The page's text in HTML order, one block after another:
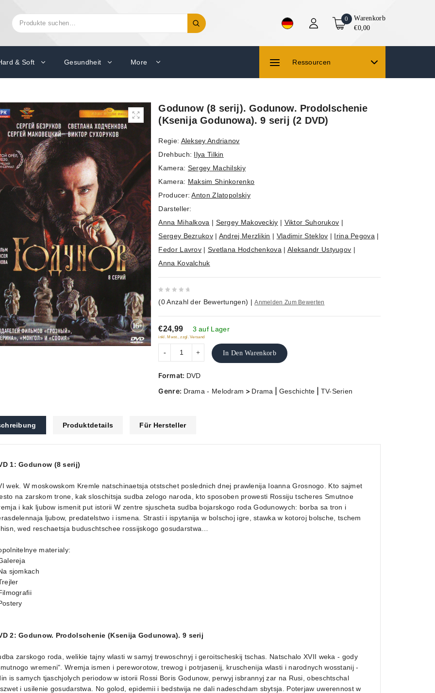
Suchen
nach:
0
Warenkorb
€0,00
& Soft Gesundheit More Ressourcen
Godunow (8 serij). Godunow. Prodolschenie
(Ksenija Godunowa). 9 serij (2 DVD)
Regie: Aleksey Andrianov
Drehbuch: Ilya Tilkin
Kamera: Sergey Machilskiy
Kamera: Maksim Shinkorenko
Producer:Anton Zlatopolskiy
Darsteller:
Anna Mihalkova | Sergey Makoveckiy | Viktor Suhorukov |
Sergey Bezrukov| Andrej Merzlikin | Vladimir Steklov | Irina Pegova |
Fedor Lavrov | Svetlana Hodchenkova | Aleksandr Ustyugov |
Anna Kovalchuk
out
of
5
(0Anzahl der Bewertungen) | Anmelden Zum Bewerten
€24,99 3 auf Lager
inkl. Mwst., zzgl. Versand
In Den Warenkorb
Format: DVD
Genre: Drama - Melodram > Drama Geschichte TV-Serien
Produktdetails Für Hersteller
1: Godunow (8 serij)
wek. W moskowskom Kremle natschinaetsja otstschet poslednich dnej prawlenija Ioanna Grosnogo. Kto sajmet
na zarskom trone, kak sloschitsja sudba zelogo naroda, kto sposoben prowesti Rossiju tscheres Smutnoe
i kak ljubow ismenit put istorii W zentre sjuscheta sudba bojarskogo roda Godunowych: borba sa tron i
ljubow, predatelstwo i ismena. Strasti i ispytanija w bolschoj igre, stawka w kotoroj bolsche, tschem
wed reschaetsja buduschtschee rossijskogo gosudarstwa…
materialy:
sjomkach
2: Godunow. Prodolschenie (Ksenija Godunowa). 9 serij
zarskogo roda, welikie tajny wlasti w samyj trewoschnyj i geroitscheskij tschas. Natschalo XVII weka - gody
wremeni". Wremja ismen i pereworotow, trewog i potrjasenij, kruschenija wlasti i narodnych wosstanij -
is samych tjaschjolych periodow w istorii Rossi Boris Godunow, perwyj isbrannyj zar na Rusi, obeschtschal
i usilenie gosudarstwa. No golod, epidemii i bedstwija ne dali nadeschdam sbytsja. Poterjaw uwerennost w